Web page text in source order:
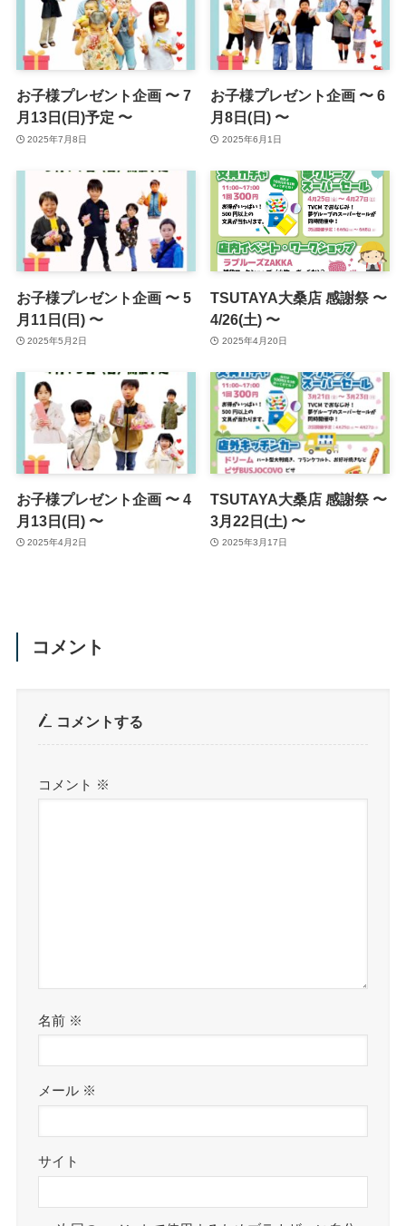
お子様プレゼント企画 〜 7
月13日(日)予定 〜
2025年7月8日
お子様プレゼント企画 〜 6
月8日(日) 〜
2025年6月1日
お子様プレゼント企画 〜 5
月11日(日) 〜
2025年5月2日
TSUTAYA大桑店 感謝祭 〜
4/26(土) 〜
2025年4月20日
お子様プレゼント企画 〜 4
月13日(日) 〜
2025年4月2日
TSUTAYA大桑店 感謝祭 〜
3月22日(土) 〜
2025年3月17日
コメント
コメントする
コメント ※
名前 ※
メール ※
サイト